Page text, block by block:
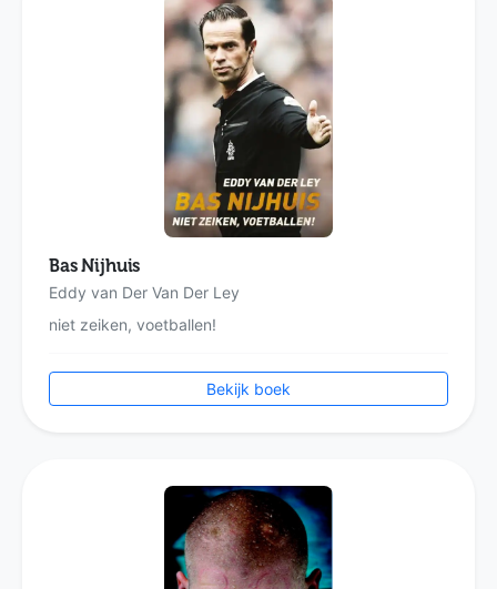
Bas Nijhuis
Eddy van Der Van Der Ley
niet zeiken, voetballen!
Bekijk boek